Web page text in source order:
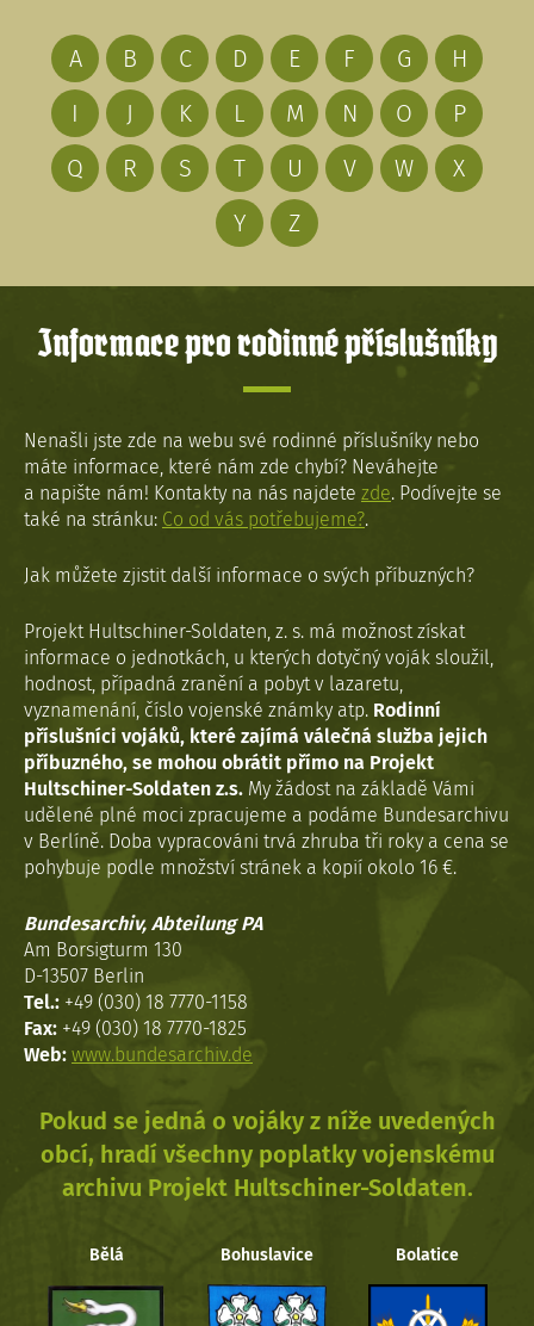
A B C D E F G
H
I
J K L M N O
P
Q
R S T U V W
X
Y
Z
Informace pro rodinné příslušníky
Nenašli jste zde na webu své rodinné příslušníky nebo
máte informace, které nám zde chybí? Neváhejte
a napište nám! Kontakty na nás najdete zde. Podívejte se
také na stránku: Co od vás potřebujeme?.
Jak můžete zjistit další informace o svých příbuzných?
Projekt Hultschiner-Soldaten, z. s. má možnost získat
informace o jednotkách, u kterých dotyčný voják sloužil,
hodnost, případná zranění a pobyt v lazaretu,
vyznamenání, číslo vojenské známky atp. Rodinní
příslušníci vojáků, které zajímá válečná služba jejich
příbuzného, se mohou obrátit přímo na Projekt
Hultschiner-Soldaten z.s. My žádost na základě Vámi
udělené plné moci zpracujeme a podáme Bundesarchivu
v Berlíně. Doba vypracováni trvá zhruba tři roky a cena se
pohybuje podle množství stránek a kopií okolo 16 €.
Bundesarchiv, Abteilung PA
Am Borsigturm 130
D-13507 Berlin
Tel.: +49 (030) 18 7770-1158
Fax: +49 (030) 18 7770-1825
Web: www.bundesarchiv.de
Pokud se jedná o vojáky z níže uvedených
obcí, hradí všechny poplatky vojenskému
archivu Projekt Hultschiner-Soldaten.
Bělá Bohuslavice Bolatice